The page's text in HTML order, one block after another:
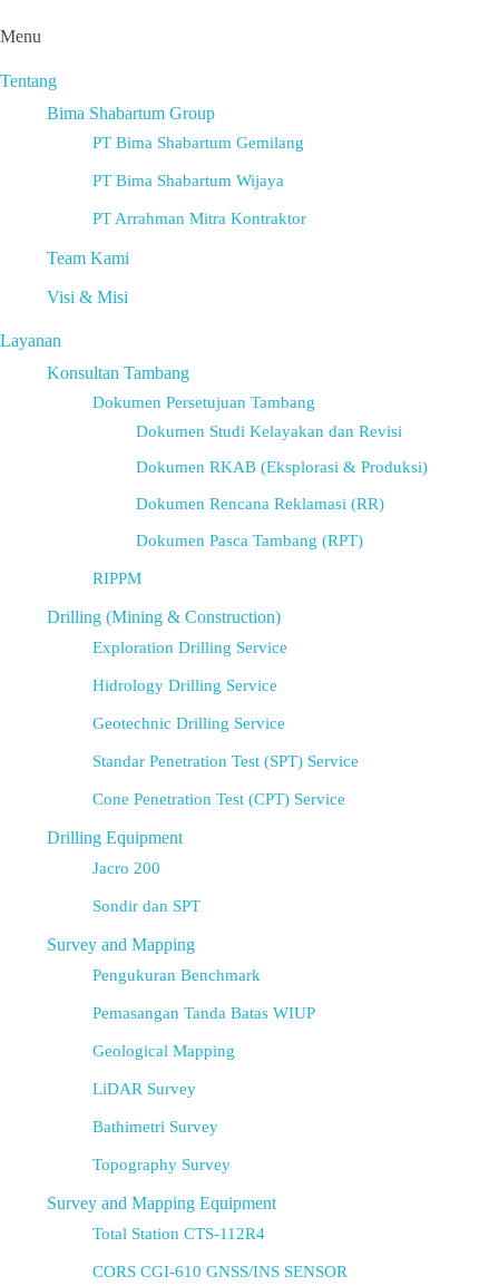
Menu
Tentang
Bima Shabartum Group
PT Bima Shabartum Gemilang
PT Bima Shabartum Wijaya
PT Arrahman Mitra Kontraktor
Team Kami
Visi & Misi
Layanan
Konsultan Tambang
Dokumen Persetujuan Tambang
Dokumen Studi Kelayakan dan Revisi
Dokumen RKAB (Eksplorasi & Produksi)
Dokumen Rencana Reklamasi (RR)
Dokumen Pasca Tambang (RPT)
RIPPM
Drilling (Mining & Construction)
Exploration Drilling Service
Hidrology Drilling Service
Geotechnic Drilling Service
Standar Penetration Test (SPT) Service
Cone Penetration Test (CPT) Service
Drilling Equipment
Jacro 200
Sondir dan SPT
Survey and Mapping
Pengukuran Benchmark
Pemasangan Tanda Batas WIUP
Geological Mapping
LiDAR Survey
Bathimetri Survey
Topography Survey
Survey and Mapping Equipment
Total Station CTS-112R4
CORS CGI-610 GNSS/INS SENSOR